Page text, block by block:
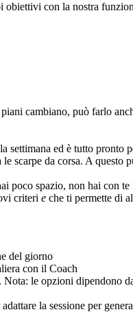
con la nostra
cambiano, può farlo
settimana ed è tutto
scarpe da corsa. A
poco spazio, non hai
criteri e che ti permette di
del giorno
con il Coach
le opzioni dipendono
la sessione per